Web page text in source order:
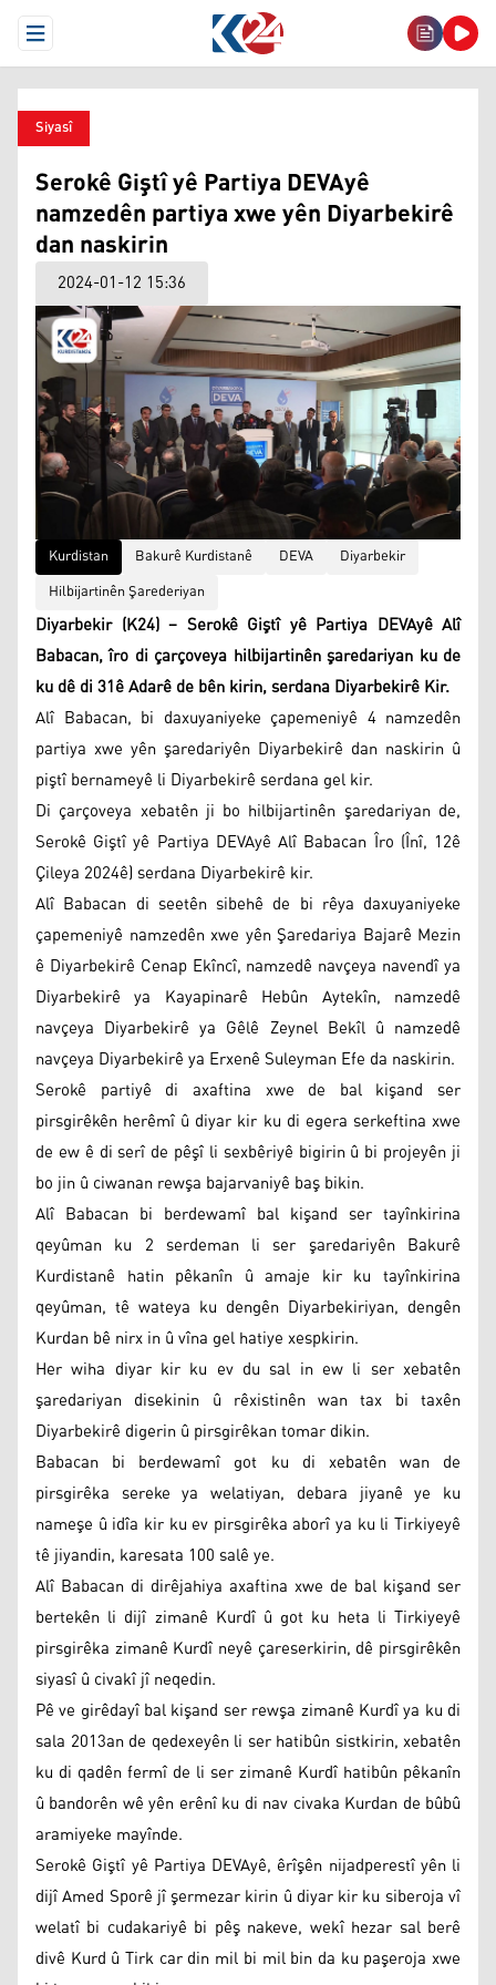
Open Menu
Siyasî
Serokê Giştî yê Partiya DEVAyê
namzedên partiya xwe yên Diyarbekirê
dan naskirin
2024-01-12 15:36
Kurdistan Bakurê Kurdistanê DEVA
Diyarbekir
Hilbijartinên Şarederiyan
Diyarbekir (K24) – Serokê Giştî yê Partiya DEVAyê Alî
Babacan, îro di çarçoveya hilbijartinên şaredariyan ku de
ku dê di 31ê Adarê de bên kirin, serdana Diyarbekirê Kir.
Alî Babacan, bi daxuyaniyeke çapemeniyê 4 namzedên
partiya xwe yên şaredariyên Diyarbekirê dan naskirin û
piştî bernameyê li Diyarbekirê serdana gel kir.
Di çarçoveya xebatên ji bo hilbijartinên şaredariyan de,
Serokê Giştî yê Partiya DEVAyê Alî Babacan Îro (Înî, 12ê
Çileya 2024ê) serdana Diyarbekirê kir.
Alî Babacan di seetên sibehê de bi rêya daxuyaniyeke
çapemeniyê namzedên xwe yên Şaredariya Bajarê Mezin
ê Diyarbekirê Cenap Ekîncî, namzedê navçeya navendî ya
Diyarbekirê ya Kayapinarê Hebûn Aytekîn, namzedê
navçeya Diyarbekirê ya Gêlê Zeynel Bekîl û namzedê
navçeya Diyarbekirê ya Erxenê Suleyman Efe da naskirin.
Serokê partiyê di axaftina xwe de bal kişand ser
pirsgirêkên herêmî û diyar kir ku di egera serkeftina xwe
de ew ê di serî de pêşî li sexbêriyê bigirin û bi projeyên ji
bo jin û ciwanan rewşa bajarvaniyê baş bikin.
Alî Babacan bi berdewamî bal kişand ser tayînkirina
qeyûman ku 2 serdeman li ser şaredariyên Bakurê
Kurdistanê hatin pêkanîn û amaje kir ku tayînkirina
qeyûman, tê wateya ku dengên Diyarbekiriyan, dengên
Kurdan bê nirx in û vîna gel hatiye xespkirin.
Her wiha diyar kir ku ev du sal in ew li ser xebatên
şaredariyan disekinin û rêxistinên wan tax bi taxên
Diyarbekirê digerin û pirsgirêkan tomar dikin.
Babacan bi berdewamî got ku di xebatên wan de
pirsgirêka sereke ya welatiyan, debara jiyanê ye ku
nameşe û idîa kir ku ev pirsgirêka aborî ya ku li Tirkiyeyê
tê jiyandin, karesata 100 salê ye.
Alî Babacan di dirêjahiya axaftina xwe de bal kişand ser
bertekên li dijî zimanê Kurdî û got ku heta li Tirkiyeyê
pirsgirêka zimanê Kurdî neyê çareserkirin, dê pirsgirêkên
siyasî û civakî jî neqedin.
Pê ve girêdayî bal kişand ser rewşa zimanê Kurdî ya ku di
sala 2013an de qedexeyên li ser hatibûn sistkirin, xebatên
ku di qadên fermî de li ser zimanê Kurdî hatibûn pêkanîn
û bandorên wê yên erênî ku di nav civaka Kurdan de bûbû
aramiyeke mayînde.
Serokê Giştî yê Partiya DEVAyê, êrîşên nijadperestî yên li
dijî Amed Sporê jî şermezar kirin û diyar kir ku siberoja vî
welatî bi cudakariyê bi pêş nakeve, wekî hezar sal berê
divê Kurd û Tirk car din mil bi mil bin da ku paşeroja xwe